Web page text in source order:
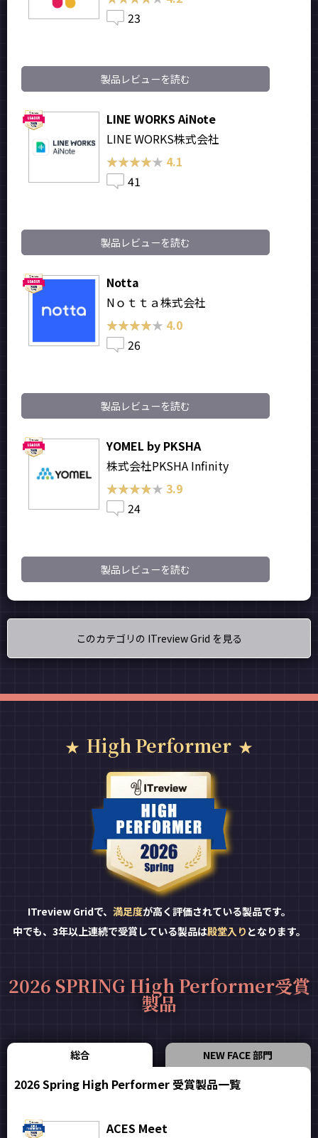
23
製品レビューを読む
LINE WORKS AiNote
LINE WORKS株式会社
★★★★★
★★★★★ 4.1
41
製品レビューを読む
Notta
Nｏｔｔａ株式会社
★★★★★
★★★★★ 4.0
26
製品レビューを読む
YOMEL by PKSHA
株式会社PKSHA Infinity
★★★★★
★★★★★ 3.9
24
製品レビューを読む
このカテゴリの ITreview Grid を見る
High Performer
ITreview Gridで、 満足度が高く評価されている製品です。
中でも、3年以上連続で受賞している製品は殿堂入り となります。
2026 SPRING High Performer受賞
製品
総合 NEW FACE 部門
2026 Spring High Performer 受賞製品一覧
ACES Meet